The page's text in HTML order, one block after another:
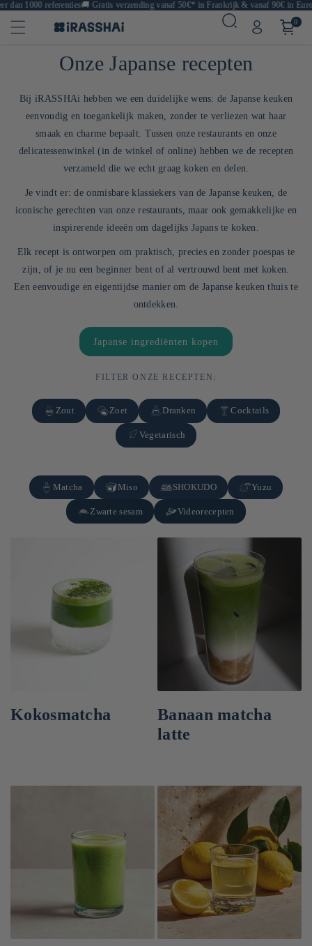
1000 referenties🚚Gratis verzending vanaf 50€* in Frankrijk & vanaf 90€ in Europa
0
Onze Japanse recepten
Bij iRASSHAi hebben we een duidelijke wens: de Japanse keuken
eenvoudig en toegankelijk maken, zonder te verliezen wat haar
smaak en charme bepaalt. Tussen onze restaurants en onze
delicatessenwinkel (in de winkel of online) hebben we de recepten
verzameld die we echt graag koken en delen.
Je vindt er: de onmisbare klassiekers van de Japanse keuken, de
iconische gerechten van onze restaurants, maar ook gemakkelijke en
inspirerende ideeën om dagelijks Japans te koken.
Elk recept is ontworpen om praktisch, precies en zonder poespas te
zijn, of je nu een beginner bent of al vertrouwd bent met koken.
Een eenvoudige en eigentijdse manier om de Japanse keuken thuis te
ontdekken.
Japanse ingrediënten kopen
FILTER ONZE RECEPTEN:
Zout Zoet Dranken Cocktails
Vegetarisch
Matcha Miso SHOKUDO Yuzu
Zwarte sesam Videorecepten
Kokosmatcha
Banaan matcha
latte